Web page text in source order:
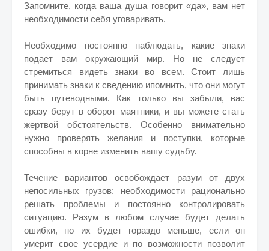
Запомните, когда ваша душа говорит «да», вам нет
необходимости себя уговаривать.
Необходимо постоянно наблюдать, какие знаки
подает вам окружающий мир. Но не следует
стремиться видеть знаки во всем. Стоит лишь
принимать знаки к сведению ипомнить, что они могут
быть путеводными. Как только вы забыли, вас
сразу берут в оборот маятники, и вы можете стать
жертвой обстоятельств. Особенно внимательно
нужно проверять желания и поступки, которые
способны в корне изменить вашу судьбу.
Течение вариантов освобождает разум от двух
непосильных грузов: необходимости рационально
решать проблемы и постоянно контролировать
ситуацию. Разум в любом случае будет делать
ошибки, но их будет гораздо меньше, если он
умерит свое усердие и по возможности позволит